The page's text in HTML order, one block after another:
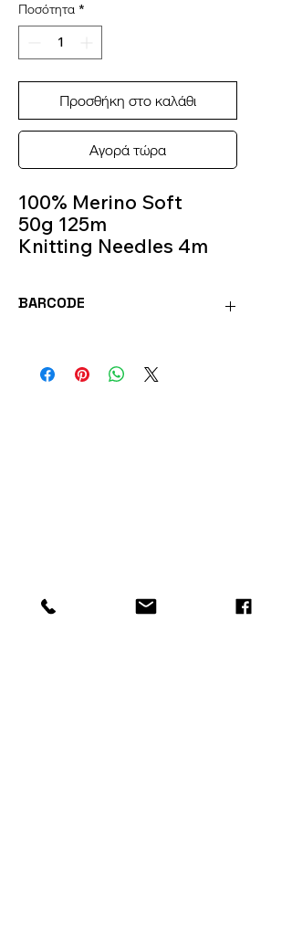
Ποσότητα *
Προσθήκη στο καλάθι
Αγορά τώρα
100% Merino Soft
50g 125m
Knitting Needles 4m
BARCODE